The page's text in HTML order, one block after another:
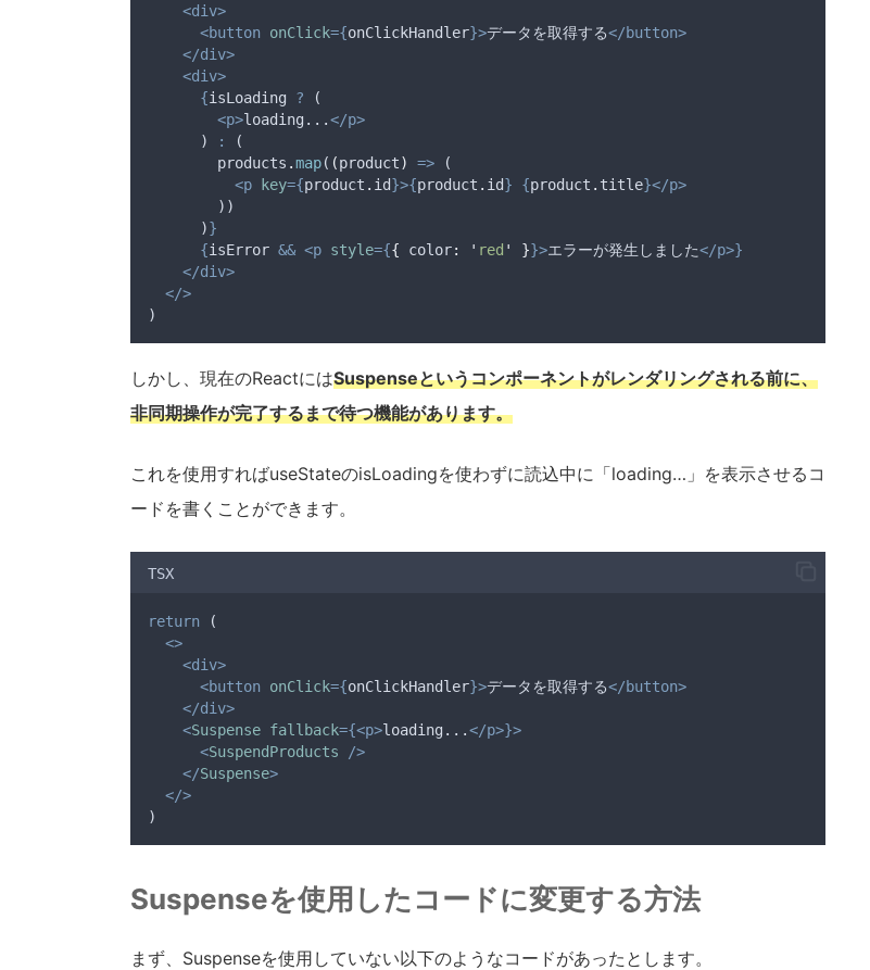
<div>
<button onClick={onClickHandler}>データを取得する</button>
</div>
<div>
{isLoading ? (
<p>loading...</p>
      )
:
(
products .map( (product) => (
<p
key={product . id}>{product . id} {product . title}</p>
        ))
      )
}
{isError && <p style={{ color: ' red ' }}>エラーが発生しました</p>}
</div>
</>
)
しかし、現在のReactにはSuspenseというコンポーネントがレンダリングされる前に、
非同期操作が完了するまで待つ機能があります。
これを使用すればuseStateのisLoadingを使わずに読込中に「loading…」を表示させるコ
ードを書くことができます。
TSX
return (
<>
<div>
<button onClick={onClickHandler}>データを取得する</button>
</div>
<Suspense fallback={<p>loading...</p>}>
<SuspendProducts
/>
</Suspense>
</>
)
Suspenseを使用したコードに変更する方法
まず、Suspenseを使用していない以下のようなコードがあったとします。